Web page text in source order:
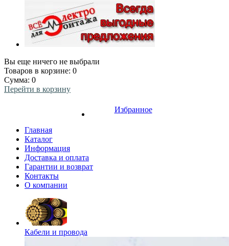
Вы еще ничего не выбрали
Товаров в корзине: 0
Сумма: 0
Перейти в корзину
Избранное
Главная
Каталог
Информация
Доставка и оплата
Гарантии и возврат
Контакты
О компании
Кабели и провода